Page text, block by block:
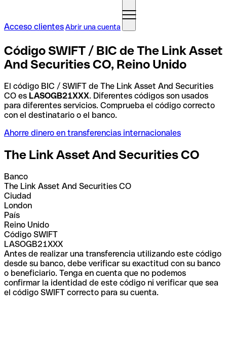
Acceso clientesAbrir una cuenta
Código SWIFT / BIC de The Link Asset
And Securities CO, Reino Unido
El código BIC / SWIFT de The Link Asset And Securities
CO es LASOGB21XXX. Diferentes códigos son usados
para diferentes servicios. Comprueba el código correcto
con el destinatario o el banco.
Ahorre dinero en transferencias internacionales
The Link Asset And Securities CO
Banco
The Link Asset And Securities CO
Ciudad
London
País
Reino Unido
Código SWIFT
LASOGB21XXX
Antes de realizar una transferencia utilizando este código
desde su banco, debe verificar su exactitud con su banco
o beneficiario. Tenga en cuenta que no podemos
confirmar la identidad de este código ni verificar que sea
el código SWIFT correcto para su cuenta.